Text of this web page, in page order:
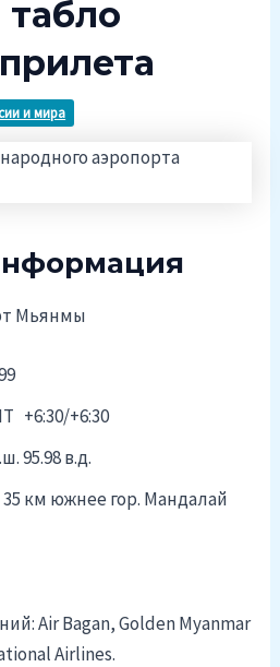
и мира
Мьянмы
+6:30/+6:30
95.98 в.д.
км южнее гор. Мандалай
Air Bagan, Golden Myanmar
Airlines.